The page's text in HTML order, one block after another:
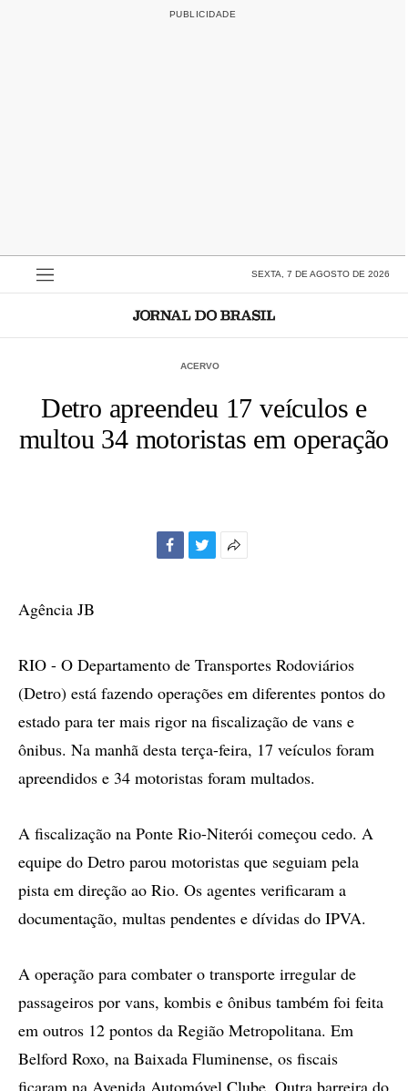
SEXTA, 7 DE AGOSTO DE 2026
ACERVO
Detro apreendeu 17 veículos e
multou 34 motoristas em operação
Agência JB
RIO - O Departamento de Transportes Rodoviários
(Detro) está fazendo operações em diferentes pontos do
estado para ter mais rigor na fiscalização de vans e
ônibus. Na manhã desta terça-feira, 17 veículos foram
apreendidos e 34 motoristas foram multados.
A fiscalização na Ponte Rio-Niterói começou cedo. A
equipe do Detro parou motoristas que seguiam pela
pista em direção ao Rio. Os agentes verificaram a
documentação, multas pendentes e dívidas do IPVA.
A operação para combater o transporte irregular de
passageiros por vans, kombis e ônibus também foi feita
em outros 12 pontos da Região Metropolitana. Em
Belford Roxo, na Baixada Fluminense, os fiscais
ficaram na Avenida Automóvel Clube. Outra barreira do